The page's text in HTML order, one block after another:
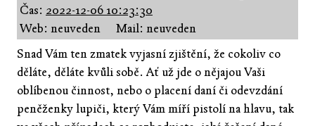
Čas: 2022-12-06 10:23:30
Web: neuveden
Mail: neuveden
Snad Vám ten zmatek vyjasní zjištění, že cokoliv co
děláte, děláte kvůli sobě. Ať už jde o nějajou Vaši
oblíbenou činnost, nebo o placení daní či odevzdání
peněženky lupiči, který Vám míří pistolí na hlavu, tak